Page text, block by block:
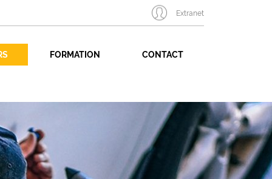
Extranet
FORMATION CONTACT